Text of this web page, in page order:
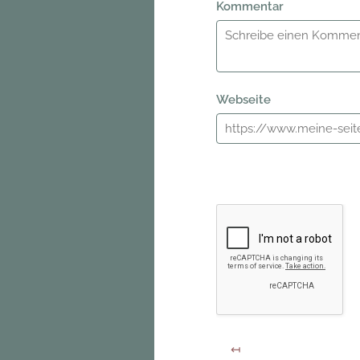
Kommentar
Webseite